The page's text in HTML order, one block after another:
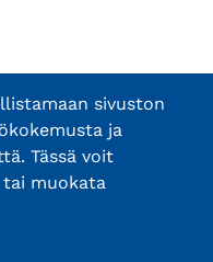
sivuston
ja
Tässä voit
tai muokata